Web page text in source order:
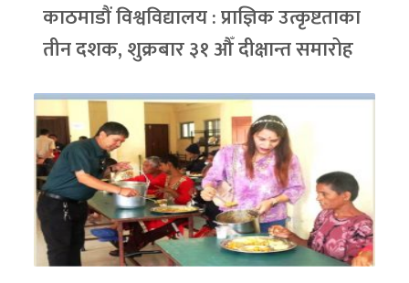
काठमाडौं विश्वविद्यालय : प्राज्ञिक उत्कृष्टताका
तीन दशक, शुक्रबार ३१ औँ दीक्षान्त समारोह